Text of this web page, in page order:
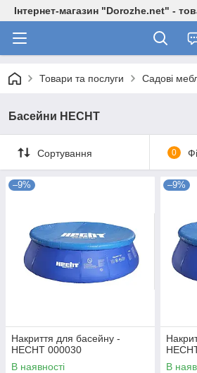
Інтернет-магазин "Dorozhe.net" -
Товари та послуги Садові
Басейни HECHT
Сортування 0
–9%
Накриття для басейну -
HECHT 000030
В наявності
–9%
В